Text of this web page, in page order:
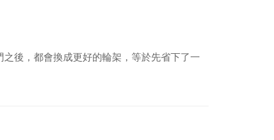
後，都會換成更好的輪架，等於先省下了一